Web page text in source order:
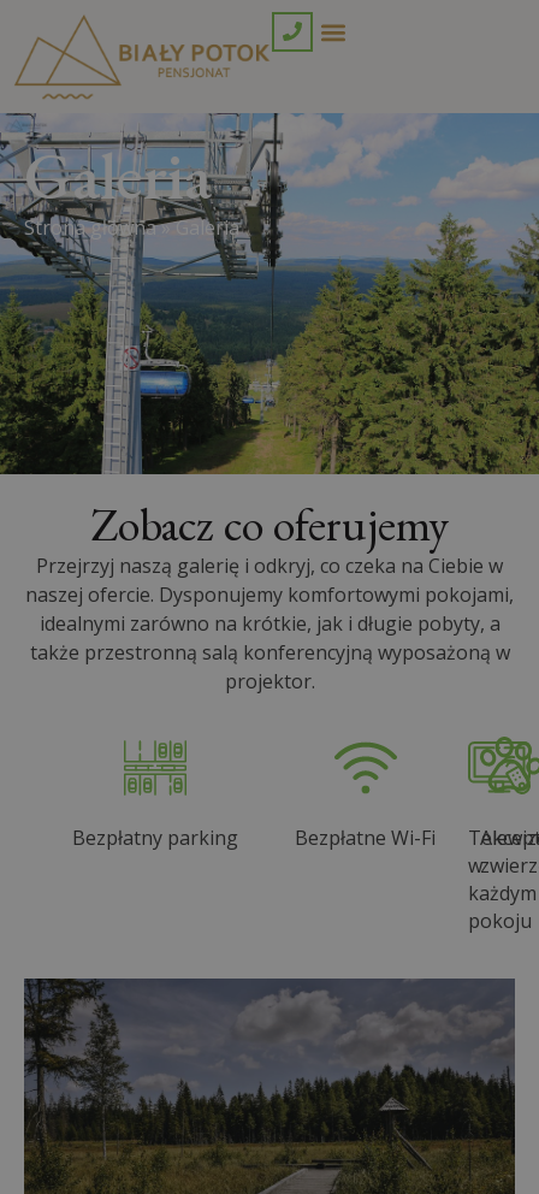
Galeria
Strona główna»Galeria
Zobacz co oferujemy
Przejrzyj naszą galerię i odkryj, co czeka na Ciebie w
naszej ofercie. Dysponujemy komfortowymi pokojami,
idealnymi zarówno na krótkie, jak i długie pobyty, a
także przestronną salą konferencyjną wyposażoną w
projektor.
Bezpłatny parking Bezpłatne Wi-Fi
w
każdym
pokoju